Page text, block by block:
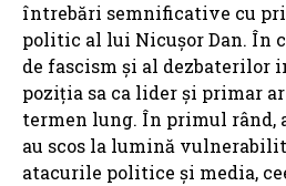
întrebări semnificative cu
politic al lui Nicușor Dan. În
de fascism și al dezbaterilor
poziția sa ca lider și primar
termen lung. În primul rând,
au scos la lumină
atacurile politice și media,